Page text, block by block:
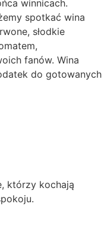
winnicach.
spotkać wina
słodkie
fanów. Wina
do gotowanych
którzy kochają